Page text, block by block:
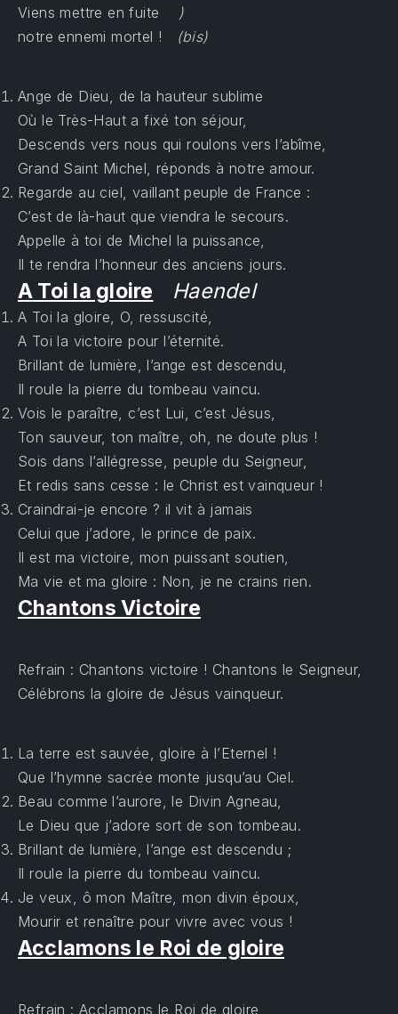
Viens mettre en fuite )
notre ennemi mortel !
(bis)
Ange de Dieu, de la hauteur sublime
Où le Très-Haut a fixé ton séjour,
Descends vers nous qui roulons vers l’abîme,
Grand Saint Michel, réponds à notre amour.
Regarde au ciel, vaillant peuple de France :
C’est de là-haut que viendra le secours.
Appelle à toi de Michel la puissance,
Il te rendra l’honneur des anciens jours.
A Toi la gloire Haendel
A Toi la gloire, O, ressuscité,
A Toi la victoire pour l’éternité.
Brillant de lumière, l’ange est descendu,
Il roule la pierre du tombeau vaincu.
Vois le paraître, c’est Lui, c’est Jésus,
Ton sauveur, ton maître, oh, ne doute plus !
Sois dans l’allégresse, peuple du Seigneur,
Et redis sans cesse : le Christ est vainqueur !
Craindrai-je encore ? il vit à jamais
Celui que j’adore, le prince de paix.
Il est ma victoire, mon puissant soutien,
Ma vie et ma gloire : Non, je ne crains rien.
Chantons Victoire
Refrain : Chantons victoire ! Chantons le Seigneur,
Célébrons la gloire de Jésus vainqueur.
La terre est sauvée, gloire à l’Eternel !
Que l’hymne sacrée monte jusqu’au Ciel.
Beau comme l’aurore, le Divin Agneau,
Le Dieu que j’adore sort de son tombeau.
Brillant de lumière, l’ange est descendu ;
Il roule la pierre du tombeau vaincu.
Je veux, ô mon Maître, mon divin époux,
Mourir et renaître pour vivre avec vous !
Acclamons le Roi de gloire
Refrain : Acclamons le Roi de gloire,